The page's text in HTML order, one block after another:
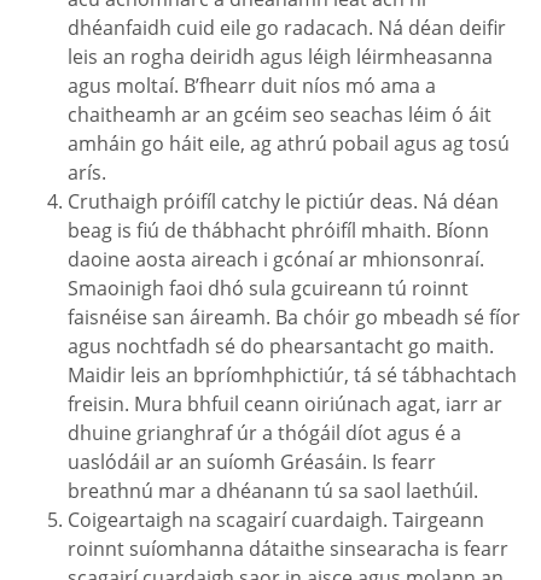
dhéanfaidh cuid eile go radacach. Ná déan deifir
leis an rogha deiridh agus léigh léirmheasanna
agus moltaí. B’fhearr duit níos mó ama a
chaitheamh ar an gcéim seo seachas léim ó áit
amháin go háit eile, ag athrú pobail agus ag tosú
arís.
Cruthaigh próifíl catchy le pictiúr deas. Ná déan
beag is fiú de thábhacht phróifíl mhaith. Bíonn
daoine aosta aireach i gcónaí ar mhionsonraí.
Smaoinigh faoi dhó sula gcuireann tú roinnt
faisnéise san áireamh. Ba chóir go mbeadh sé fíor
agus nochtfadh sé do phearsantacht go maith.
Maidir leis an bpríomhphictiúr, tá sé tábhachtach
freisin. Mura bhfuil ceann oiriúnach agat, iarr ar
dhuine grianghraf úr a thógáil díot agus é a
uaslódáil ar an suíomh Gréasáin. Is fearr
breathnú mar a dhéanann tú sa saol laethúil.
Coigeartaigh na scagairí cuardaigh. Tairgeann
roinnt suíomhanna dátaithe sinsearacha is fearr